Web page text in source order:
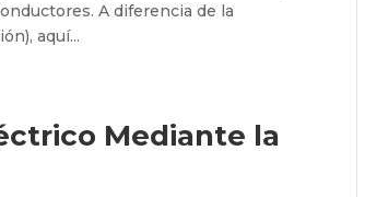
A diferencia de la
aquí...
Mediante la